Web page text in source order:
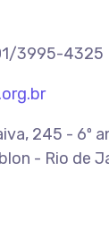
3995-4325
245 - 6º
- Rio de